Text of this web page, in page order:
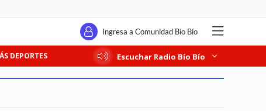
Ingresa a Comunidad Bío Bío
DEPORTES Escuchar Radio Bío Bío